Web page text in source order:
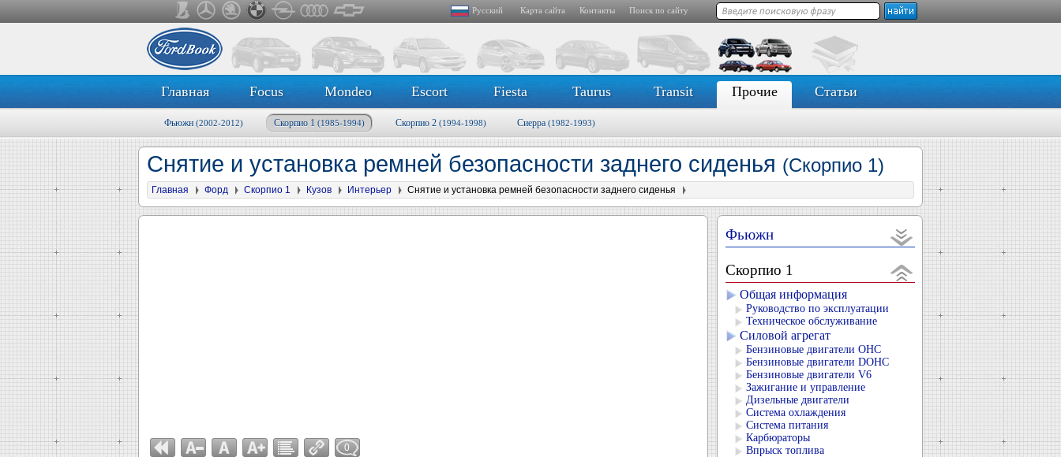
Русский Карта сайта Контакты Поиск по сайту
Главная Focus Mondeo Escort Fiesta Taurus Transit Прочие Статьи
Фьюжн (2002-2012) Скорпио 1 (1985-1994) Скорпио 2 (1994-1998) Сиерра (1982-1993)
Снятие и установка ремней безопасности заднего сиденья (Скорпио 1)
Главная Форд Скорпио 1 Кузов Интерьер Снятие и установка ремней безопасности заднего сиденья
0
Фьюжн
Скорпио 1
Общая информация
Руководство по эксплуатации
Техническое обслуживание
Силовой агрегат
Бензиновые двигатели OHC
Бензиновые двигатели DOHC
Бензиновые двигатели V6
Зажигание и управление
Дизельные двигатели
Система охлаждения
Система питания
Карбюраторы
Впрыск топлива